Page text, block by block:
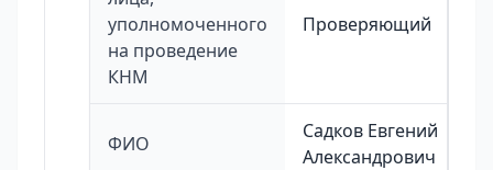
уполномоченного
на проведение
КНМ
Проверяющий
ФИО
Садков Евгений
Александрович